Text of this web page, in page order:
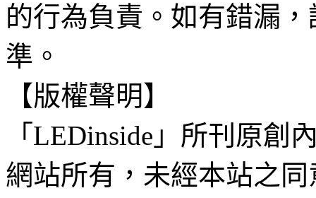
的行為負責。如有錯漏
準。
【版權聲明】
「LEDinside」所刊原創
網站所有，未經本站之